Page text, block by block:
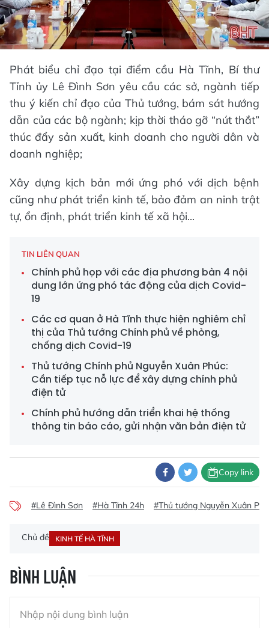
Phát biểu chỉ đạo tại điểm cầu Hà Tĩnh, Bí thư
Tỉnh ủy Lê Đình Sơn yêu cầu các sở, ngành tiếp
thu ý kiến chỉ đạo của Thủ tướng, bám sát hướng
dẫn của các bộ ngành; kịp thời tháo gỡ “nút thắt”
thúc đẩy sản xuất, kinh doanh cho người dân và
doanh nghiệp;
Xây dựng kịch bản mới ứng phó với dịch bệnh
cũng như phát triển kinh tế, bảo đảm an ninh trật
tự, ổn định, phát triển kinh tế xã hội...
TIN LIÊN QUAN
Chính phủ họp với các địa phương bàn 4 nội
dung lớn ứng phó tác động của dịch Covid-
19
Các cơ quan ở Hà Tĩnh thực hiện nghiêm chỉ
thị của Thủ tướng Chính phủ về phòng,
chống dịch Covid-19
Thủ tướng Chính phủ Nguyễn Xuân Phúc:
Cần tiếp tục nỗ lực để xây dựng chính phủ
điện tử
Chính phủ hướng dẫn triển khai hệ thống
thông tin báo cáo, gửi nhận văn bản điện tử
Copy link
#Lê Đình Sơn #Hà Tĩnh 24h #Thủ tướng Nguyễn Xuân
Chủ đề KINH TẾ HÀ TĨNH
BÌNH LUẬN